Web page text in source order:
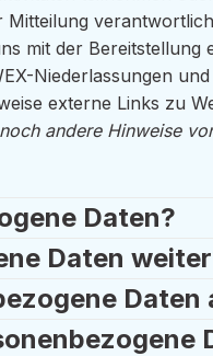
mit der
Niederlassungen
externe Links zu
andere Hinweise
Daten?
Daten
Daten